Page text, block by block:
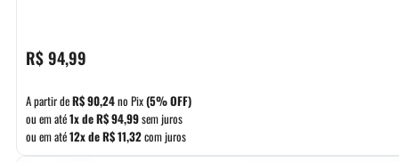
R$94,99
A partir deR$90,24no Pix(5% OFF)
ou em até1x deR$94,99sem juros
ou em até12x deR$11,32com juros